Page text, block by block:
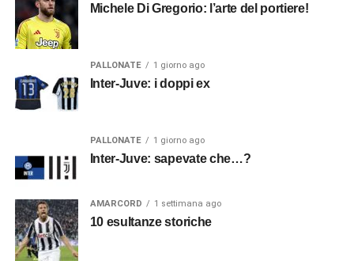
Michele Di Gregorio: l’arte del portiere!
PALLONATE 1 giorno ago
Inter-Juve: i doppi ex
PALLONATE 1 giorno ago
Inter-Juve: sapevate che…?
AMARCORD 1 settimana ago
10 esultanze storiche